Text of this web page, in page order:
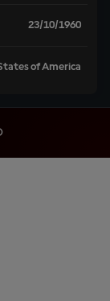
23/10/1960
of America